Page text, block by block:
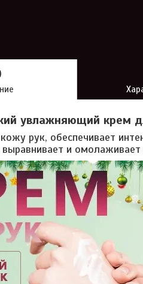
увлажняющий крем
рук, обеспечивает
выравнивает и